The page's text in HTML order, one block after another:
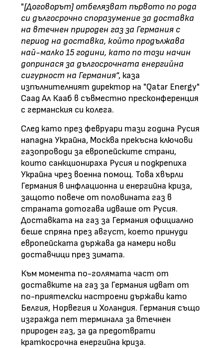
"[Договорът] отбелязват първото по рода
си дългосрочно споразумение за доставка
на втечнен природен газ за Германия с
период на доставка, който продължава
най-малко 15 години, като по този начин
допринася за дългосрочната енергийна
сигурност на Германия“, каза
изпълнителният директор на "Qatar Energy"
Саад Ал Кааб в съвместно пресконференция
с германския си колега.
След като през февруари тази година Русия
нападна Украйна, Москва прекъсна ключови
газопроводи за европейските страни,
които санкционираха Русия и подкрепиха
Украйна чрез военна помощ. Това хвърли
Германия в инфлационна и енергийна криза,
защото повече от половината газ в
страната дотогава идваше от Русия.
Доставката на газ за Германия официално
беше спряна през август, което принуди
европейската държава да намери нови
доставчици през зимата.
Към момента по-голямата част от
доставките на газ за Германия идват от
по-приятелски настроени държави като
Белгия, Норвегия и Холандия. Германия също
изгражда пет терминала за втечнен
природен газ, за ​​да предотврати
краткосрочна енергийна криза.